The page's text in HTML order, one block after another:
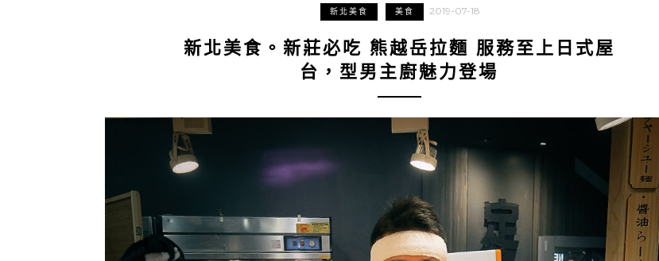
新北美食 美食 2019-07-18
新北美食。新莊必吃 熊越岳拉麵 服務至上日式屋
台，型男主廚魅力登場